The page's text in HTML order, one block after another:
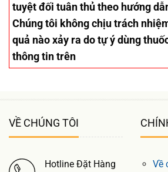
tuyệt đối tuân thủ theo hướng
Chúng tôi không chịu trách
quả nào xảy ra do tự ý dùng
thông tin trên
VỀ CHÚNG TÔI
Hotline Đặt Hàng
Về